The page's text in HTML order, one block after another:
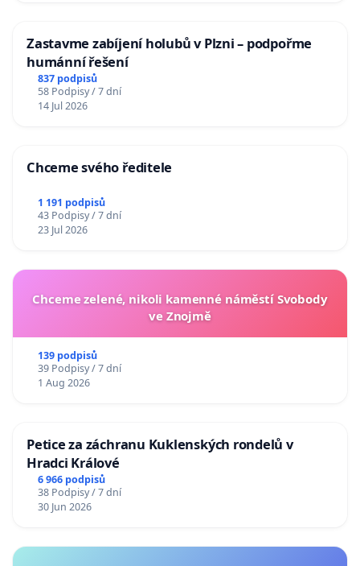
Zastavme zabíjení holubů v Plzni – podpořme
humánní řešení
837 podpisů
58 Podpisy / 7 dní
14 Jul 2026
Chceme svého ředitele
1 191 podpisů
43 Podpisy / 7 dní
23 Jul 2026
Chceme zelené, nikoli kamenné náměstí Svobody
ve Znojmě
139 podpisů
39 Podpisy / 7 dní
1 Aug 2026
Petice za záchranu Kuklenských rondelů v
Hradci Králové
6 966 podpisů
38 Podpisy / 7 dní
30 Jun 2026